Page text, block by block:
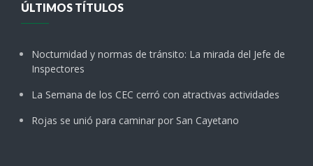
ÚLTIMOS TÍTULOS
Nocturnidad y normas de tránsito: La mirada del Jefe de
Inspectores
La Semana de los CEC cerró con atractivas actividades
Rojas se unió para caminar por San Cayetano